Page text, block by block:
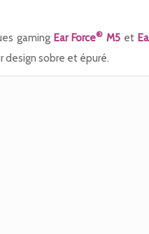
gaming Ear Force® M5 et
design sobre et épuré.